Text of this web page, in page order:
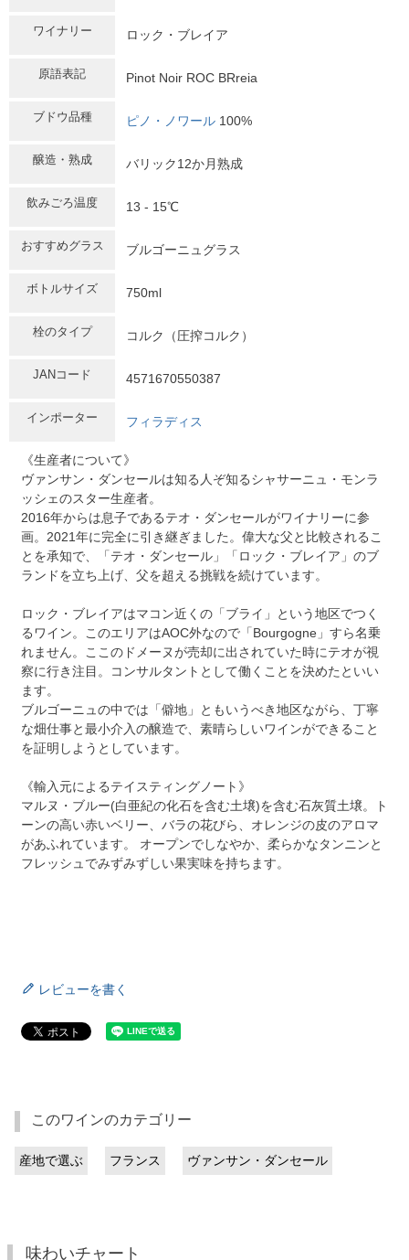
ワイナリー ロック・ブレイア
原語表記 Pinot Noir ROC BRreia
ブドウ品種 ピノ・ノワール 100%
醸造・熟成 バリック12か月熟成
飲みごろ温度 13 - 15℃
おすすめグラス ブルゴーニュグラス
ボトルサイズ 750ml
栓のタイプ コルク（圧搾コルク）
JANコード 4571670550387
インポーター フィラディス
《生産者について》
ヴァンサン・ダンセールは知る人ぞ知るシャサーニュ・モンラ
ッシェのスター生産者。
2016年からは息子であるテオ・ダンセールがワイナリーに参
画。2021年に完全に引き継ぎました。偉大な父と比較されるこ
とを承知で、「テオ・ダンセール」「ロック・ブレイア」のブ
ランドを立ち上げ、父を超える挑戦を続けています。
ロック・ブレイアはマコン近くの「ブライ」という地区でつく
るワイン。このエリアはAOC外なので「Bourgogne」すら名乗
れません。ここのドメーヌが売却に出されていた時にテオが視
察に行き注目。コンサルタントとして働くことを決めたといい
ます。
ブルゴーニュの中では「僻地」ともいうべき地区ながら、丁寧
な畑仕事と最小介入の醸造で、素晴らしいワインができること
を証明しようとしています。
《輸入元によるテイスティングノート》
マルヌ・ブルー(白亜紀の化石を含む土壌)を含む石灰質土壌。ト
ーンの高い赤いベリー、バラの花びら、オレンジの皮のアロマ
があふれています。 オープンでしなやか、柔らかなタンニンと
フレッシュでみずみずしい果実味を持ちます。
レビューを書く
このワインのカテゴリー
産地で選ぶ フランス ヴァンサン・ダンセール
味わいチャート